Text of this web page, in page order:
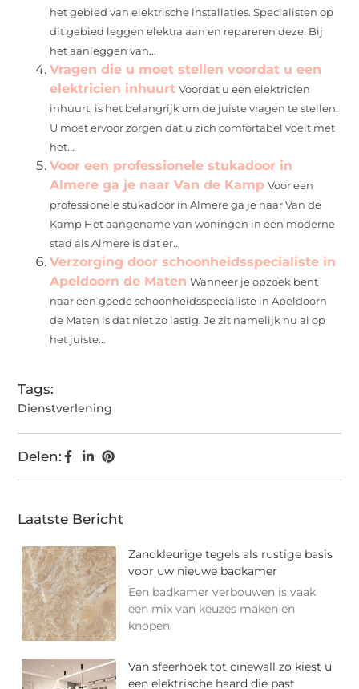
het gebied van elektrische installaties. Specialisten op
dit gebied leggen elektra aan en repareren deze. Bij
het aanleggen van...
Vragen die u moet stellen voordat u een
elektricien inhuurt Voordat u een elektricien
inhuurt, is het belangrijk om de juiste vragen te stellen.
U moet ervoor zorgen dat u zich comfortabel voelt met
het...
Voor een professionele stukadoor in
Almere ga je naar Van de Kamp Voor een
professionele stukadoor in Almere ga je naar Van de
Kamp Het aangename van woningen in een moderne
stad als Almere is dat er...
Verzorging door schoonheidsspecialiste in
Apeldoorn de Maten Wanneer je opzoek bent
naar een goede schoonheidsspecialiste in Apeldoorn
de Maten is dat niet zo lastig. Je zit namelijk nu al op
het juiste...
Tags:
Dienstverlening
Delen:
Laatste Bericht
Zandkleurige tegels als rustige basis
voor uw nieuwe badkamer
Een badkamer verbouwen is vaak
een mix van keuzes maken en
knopen
Van sfeerhoek tot cinewall zo kiest u
een elektrische haard die past